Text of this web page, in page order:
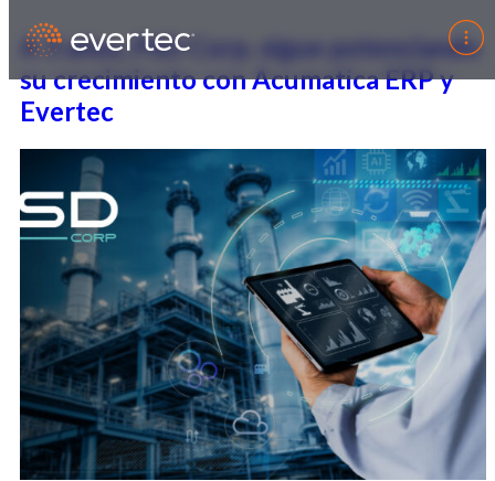
A 3 años, PSD Corp. sigue potenciando
su crecimiento con Acumatica ERP y
Evertec